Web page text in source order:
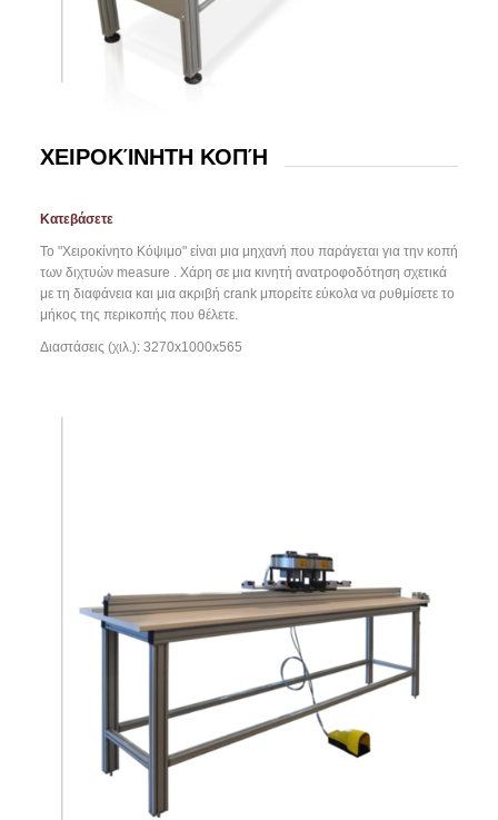
ΧΕΙΡΟΚΊΝΗΤΗ ΚΟΠΉ
Κατεβάσετε
Το "Χειροκίνητο Κόψιμο" είναι μια μηχανή που παράγεται για την κοπή
των διχτυών measure . Χάρη σε μια κινητή ανατροφοδότηση σχετικά
με τη διαφάνεια και μια ακριβή crank μπορείτε εύκολα να ρυθμίσετε το
μήκος της περικοπής που θέλετε.
Διαστάσεις (χιλ.): 3270x1000x565